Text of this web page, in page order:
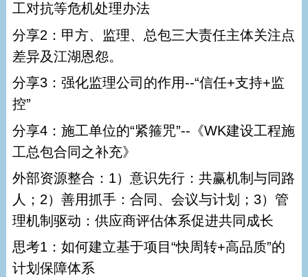
工对抗等危机处理办法
分享2：甲方、监理、总包三大责任主体关注点
差异及江湖恩怨。
分享3：强化监理公司的作用--“信任+支持+监
控”
分享4：施工单位的“紧箍咒”--《WK建设工程施
工总包合同之补充》
外部资源整合：1）意识先行：共赢机制与同路
人；2）善用抓手：合同、会议与计划；3）管
理机制驱动：供应商评估体系促进共同成长
思考1：如何建立基于项目“快周转+高品质”的
计划保障体系